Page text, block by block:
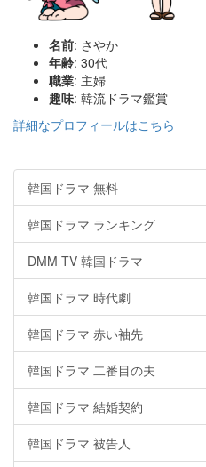
名前: さやか
年齢: 30代
職業: 主婦
趣味: 韓流ドラマ鑑賞
詳細なプロフィールはこちら
韓国ドラマ 無料
韓国ドラマ ランキング
DMM TV 韓国ドラマ
韓国ドラマ 時代劇
韓国ドラマ 赤い袖先
韓国ドラマ 二番目の夫
韓国ドラマ 結婚契約
韓国ドラマ 被告人